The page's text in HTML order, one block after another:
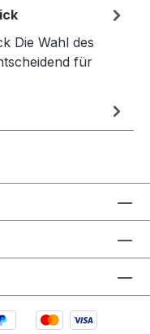
Die Wahl des
für